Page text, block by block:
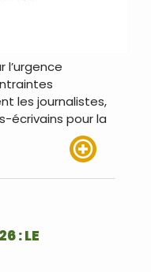
l’urgence
les journalistes,
écrivains pour la
: LE